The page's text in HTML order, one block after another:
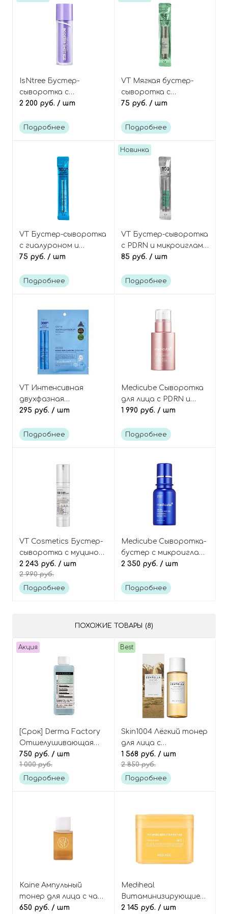
IsNtree Бустер-
сыворотка с
микроиглами
луком, Onion Newpair
2 200 руб. / шт
Подробнее
VT Мягкая бустер-
сыворотка с
микроиглами
центеллой азиатской
Reedle Shot 50 Mini
75 руб. / шт
Подробнее
VT Бустер-сыворотка
с гиалуроном и
микроиглами
саше), Hydrop Reedle
75 руб. / шт
Подробнее
Новинка
VT Бустер-сыворотка
с PDRN и микроиглами
(спикулами) (в мини-
Shot 100 Mini
85 руб. / шт
Подробнее
VT Интенсивная
двухфазная
увлажняющая маска с
кислотой и
Reedle Shot 300 HL
295 руб. / шт
Подробнее
Medicube Сыворотка
для лица с PDRN и
микроиглами
Collagen Exosome
1 990 руб. / шт
Подробнее
VT Cosmetics Бустер-
сыворотка с муцином
улитки и микроиглами
(спикулами), Snail
Reedle Shot 100B
2 243 руб. / шт
2 990 руб.
Подробнее
Medicube Сыворотка-
бустер с микроиглами
(спикулами) для
Exosome Shot 2000
2 350 руб. / шт
Подробнее
ПОХОЖИЕ ТОВАРЫ (8)
Акция
[Срок] Derma Factory
Отшелушивающая
тонер-эссенция с 10%
PHA-кислотой,
Gluconolactone 10%
750 руб. / шт
1 000 руб.
Подробнее
Best
Skin1004 Лёгкий тонер
для лица с
мадагаскарской
центеллой (84%),
Madagascar Centella
1 568 руб. / шт
2 850 руб.
Подробнее
Kaine Ампульный
тонер для лица с чаем
комбуча (миниатюра),
650 руб. / шт
Mediheal
Витаминизирующие
тонер-пэды с
2 145 руб. / шт